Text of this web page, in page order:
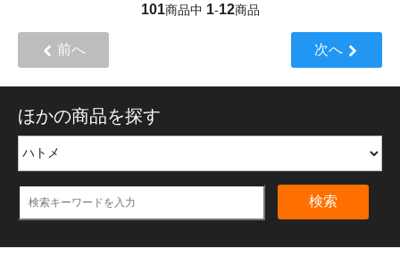
101商品中 1-12商品
前へ 次へ
ほかの商品を探す
検索